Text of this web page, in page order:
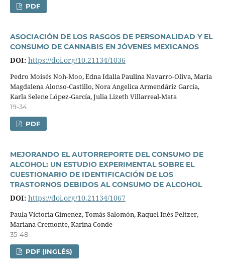
PDF
ASOCIACIÓN DE LOS RASGOS DE PERSONALIDAD Y EL
CONSUMO DE CANNABIS EN JÓVENES MEXICANOS
DOI: https://doi.org/10.21134/1036
Pedro Moisés Noh-Moo, Edna Idalia Paulina Navarro-Oliva, Marí­a
Magdalena Alonso-Castillo, Nora Angelica Armendáriz Garcí­a,
Karla Selene López-Garcí­a, Julia Lizeth Villarreal-Mata
19-34
PDF
MEJORANDO EL AUTORREPORTE DEL CONSUMO DE
ALCOHOL: UN ESTUDIO EXPERIMENTAL SOBRE EL
CUESTIONARIO DE IDENTIFICACIÓN DE LOS
TRASTORNOS DEBIDOS AL CONSUMO DE ALCOHOL
DOI: https://doi.org/10.21134/1067
Paula Victoria Gimenez, Tomás Salomón, Raquel Inés Peltzer,
Mariana Cremonte, Karina Conde
35-48
PDF (INGLÉS)